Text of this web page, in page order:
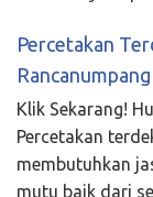
Percetakan
Klik Sekarang!
Percetakan
membutuhkan
mutu baik dari